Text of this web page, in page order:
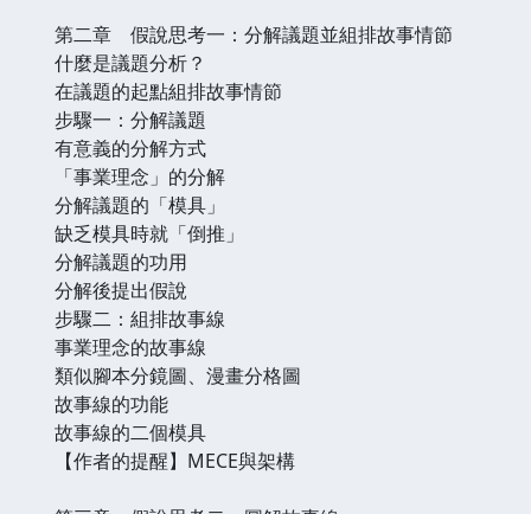
第二章 假說思考一：分解議題並組排故事情節
什麼是議題分析？
在議題的起點組排故事情節
步驟一：分解議題
有意義的分解方式
「事業理念」的分解
分解議題的「模具」
缺乏模具時就「倒推」
分解議題的功用
分解後提出假說
步驟二：組排故事線
事業理念的故事線
類似腳本分鏡圖、漫畫分格圖
故事線的功能
故事線的二個模具
【作者的提醒】MECE與架構